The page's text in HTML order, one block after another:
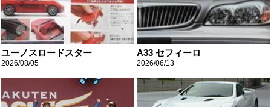
ユーノスロードスター
2026/08/05
A33 セフィーロ
2026/06/13